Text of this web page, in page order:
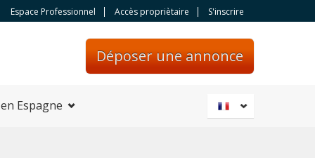
Espace Professionnel Accès propriètaire S'inscrire
Déposer une annonce
Espagne